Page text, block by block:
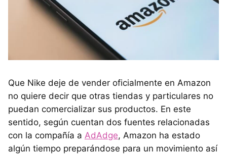
Que Nike deje de vender oficialmente en Amazon
no quiere decir que otras tiendas y particulares no
puedan comercializar sus productos. En este
sentido, según cuentan dos fuentes relacionadas
con la compañía a AdAdge, Amazon ha estado
algún tiempo preparándose para un movimiento así